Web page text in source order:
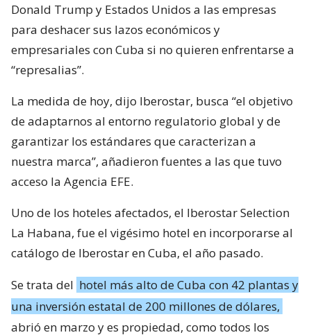
Donald Trump y Estados Unidos a las empresas
para deshacer sus lazos económicos y
empresariales con Cuba si no quieren enfrentarse a
“represalias”.
La medida de hoy, dijo Iberostar, busca “el objetivo
de adaptarnos al entorno regulatorio global y de
garantizar los estándares que caracterizan a
nuestra marca”, añadieron fuentes a las que tuvo
acceso la Agencia EFE.
Uno de los hoteles afectados, el Iberostar Selection
La Habana, fue el vigésimo hotel en incorporarse al
catálogo de Iberostar en Cuba, el año pasado.
Se trata del hotel más alto de Cuba con 42 plantas y
una inversión estatal de 200 millones de dólares,
abrió en marzo y es propiedad, como todos los